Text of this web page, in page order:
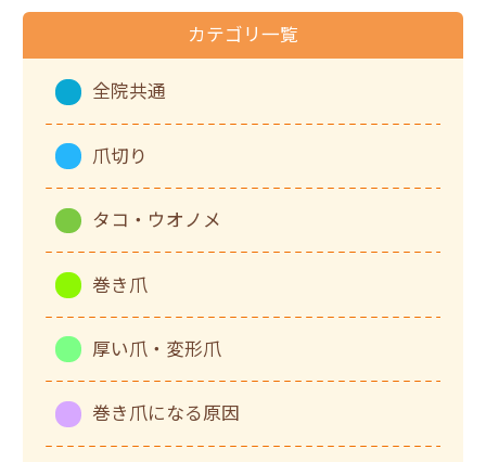
カテゴリ一覧
全院共通
爪切り
タコ・ウオノメ
巻き爪
厚い爪・変形爪
巻き爪になる原因